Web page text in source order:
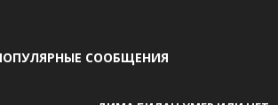
СООБЩЕНИЯ